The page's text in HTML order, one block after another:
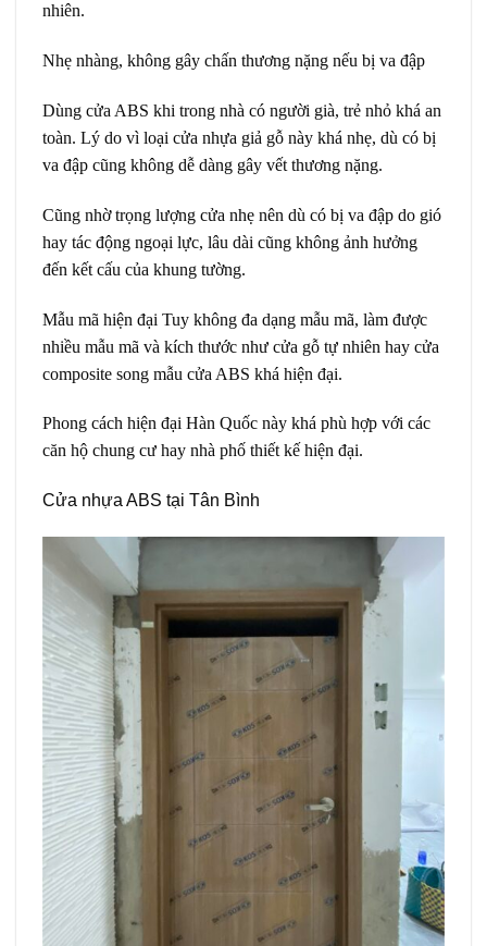
nhiên.
Nhẹ nhàng, không gây chấn thương nặng nếu bị va đập
Dùng cửa ABS khi trong nhà có người già, trẻ nhỏ khá an
toàn. Lý do vì loại cửa nhựa giả gỗ này khá nhẹ, dù có bị
va đập cũng không dễ dàng gây vết thương nặng.
Cũng nhờ trọng lượng cửa nhẹ nên dù có bị va đập do gió
hay tác động ngoại lực, lâu dài cũng không ảnh hưởng
đến kết cấu của khung tường.
Mẫu mã hiện đại Tuy không đa dạng mẫu mã, làm được
nhiều mẫu mã và kích thước như cửa gỗ tự nhiên hay cửa
composite song mẫu cửa ABS khá hiện đại.
Phong cách hiện đại Hàn Quốc này khá phù hợp với các
căn hộ chung cư hay nhà phố thiết kế hiện đại.
Cửa nhựa ABS tại Tân Bình